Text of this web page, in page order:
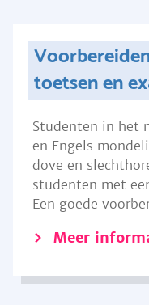
toetsen en
Studenten in het
en Engels
dove en
studenten met
Een goede
Meer